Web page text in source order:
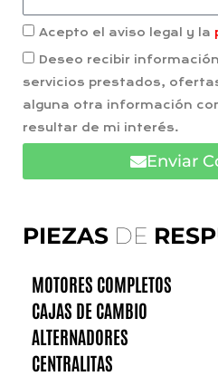
PIEZAS DE
MOTORES COMPLETOS
CAJAS DE CAMBIO
ALTERNADORES
CENTRALITAS
Acepto el aviso legal y la
Deseo recibir
servicios prestados,
alguna otra información
resultar de mi interés.
Enviar